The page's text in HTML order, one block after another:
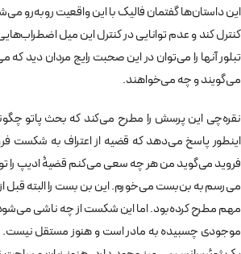
این داستان‌ها گفتمان فالیک با این واقعیت روبه‌رو
کنترل کند و عدم توانایی در کنترل این میل
تبلور آنها را می‌توان در این صحبت رایج مردان دید
می‌گویند و چه می‌خواهند.
نقره‌چی این پرسش را مطرح می‌کند که بحث پاتو
اینطور پاسخ می‌دهد که قضیه از اعتراف به شکست
فروید می‌گوید من هر چه سعی می‌کنم قضیۀ ادیپ را
می‌رسم به بن‌بست می‌خورم. این بن بست را البته قبل از
مهم مطرح کرده‌بود. اما این شکست از چه ناشی
موجودی چسبیده به مادر است و هنوز مستقل